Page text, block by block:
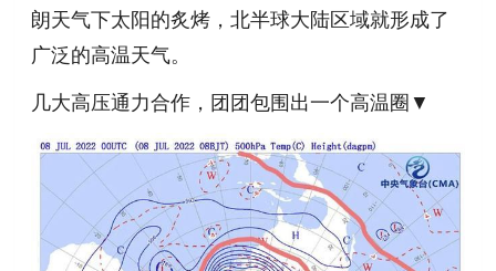
朗天气下太阳的炙烤，北半球大陆区域就形成了
广泛的高温天气。
几大高压通力合作，团团包围出一个高温圈▼